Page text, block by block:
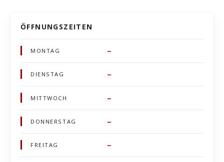
ÖFFNUNGSZEITEN
MONTAG –
DIENSTAG –
MITTWOCH –
DONNERSTAG –
FREITAG –